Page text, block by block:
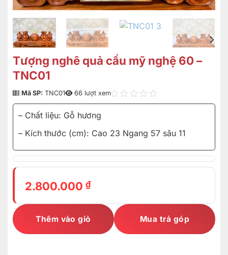
Tượng nghê quả cầu mỹ nghệ 60 –
TNC01
Mã SP: TNC01 66 lượt xem
– Chất liệu: Gỗ hương
– Kích thước (cm): Cao 23 Ngang 57 sâu 11
2.800.000 ₫
Thêm vào giỏ Mua trả góp